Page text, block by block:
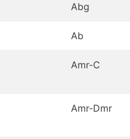
Abg
Ab
Amr-C
Amr-Dmr